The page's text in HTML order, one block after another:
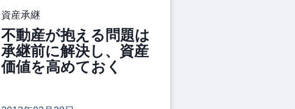
資産承継
不動産が抱える問題は
承継前に解決し、資産
価値を高めておく